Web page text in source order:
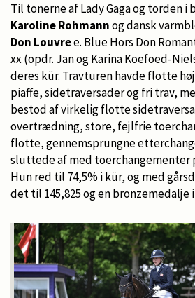
Til tonerne af Lady Gaga og torden i
Karoline Rohmannog dansk
Don Louvree. Blue Hors Don
xx (opdr. Jan og Karina Koefoed-
deres kür. Travturen havde flotte
piaffe, sidetraversader og fri trav,
bestod af virkelig flotte
overtrædning, store, fejlfrie
flotte, gennemsprungne
sluttede af med toerchangementer
Hun red til 74,5% i kür, og med
det til 145,825 og en bronzemedalje